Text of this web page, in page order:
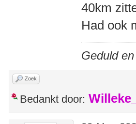
40km
Had ook
Geduld
Zoek
Bedankt door: